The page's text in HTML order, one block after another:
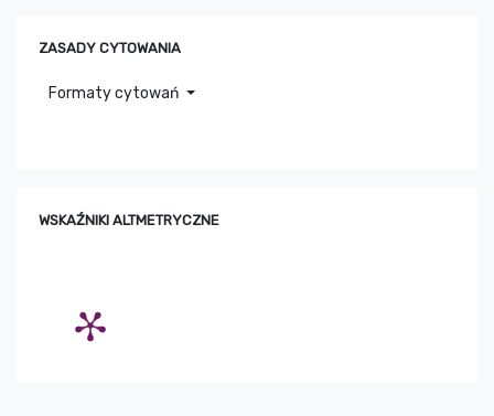
ZASADY CYTOWANIA
Formaty cytowań
WSKAŹNIKI ALTMETRYCZNE